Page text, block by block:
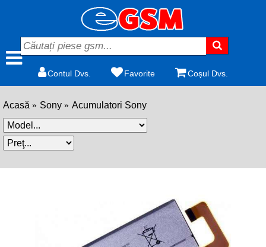
Contul Dvs. Favorite Coșul Dvs.
Acasă Sony Acumulatori Sony